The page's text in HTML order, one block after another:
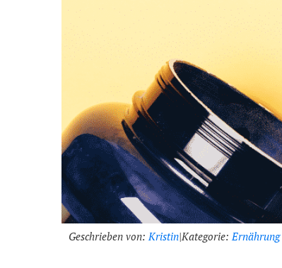
Geschrieben von:Kristin|Kategorie:Ernährung